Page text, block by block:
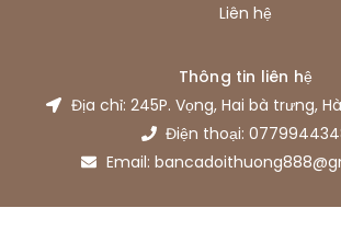
Liên hệ
Thông tin liên hệ
Địa chỉ: 245P. Vọng, Hai bà trưng,
Điện thoại:
Email: